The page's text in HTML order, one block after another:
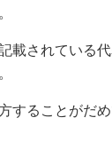
載されている
することがだ